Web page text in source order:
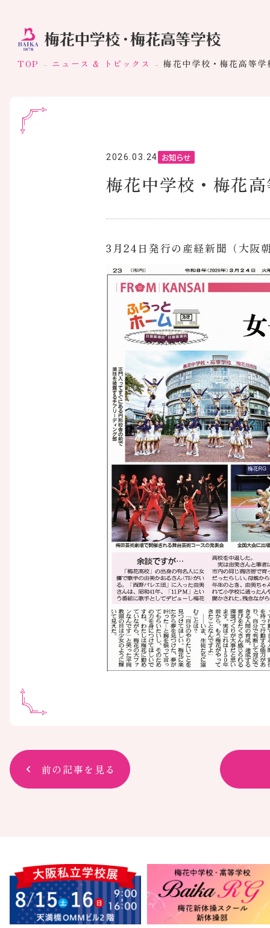
TOP ニュース & トピックス 梅花中学校・梅花高等
2026.03.24 お知らせ
梅花中学校・梅花
3月24日発行の産経新聞（大阪
前の記事を見る